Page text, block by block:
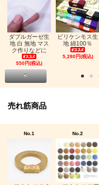
ダブルガーゼ生
地 白 無地 マス
ク作りなどに
550円(税込)
ビリケンモス生
地 綿100％
5,280円(税込)
<
売れ筋商品
No.1 No.2